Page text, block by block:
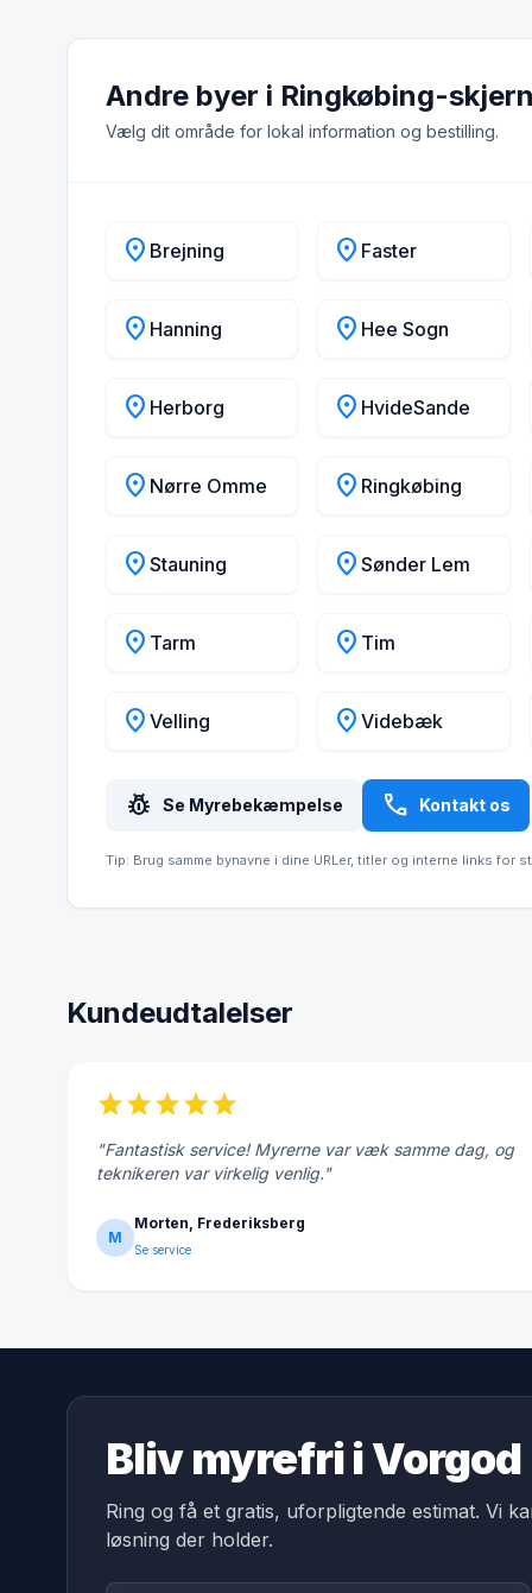
Andre byer i Ringkøbing-
Vælg dit område for lokal information og bestilling.
location_on Brejning location_on Faster
location_on Hanning location_on Hee Sogn
location_on Herborg location_on HvideSande
location_on Nørre Omme location_on Ringkøbing
location_on Stauning location_onSønder Lem
location_on Tarm location_on Tim
location_on Velling location_onVidebæk
pest_control Se Myrebekæmpelse call Kontakt os
Tip: Brug samme bynavne i dine URLer, titler og interne links for
Kundeudtalelser
starstarstarstarstar
"Fantastisk service! Myrerne var væk samme dag, og
teknikeren var virkelig venlig."
M
Morten, Frederiksberg
Se service
Bliv myrefri i Vorgod
Ring og få et gratis, uforpligtende estimat. Vi
løsning der holder.